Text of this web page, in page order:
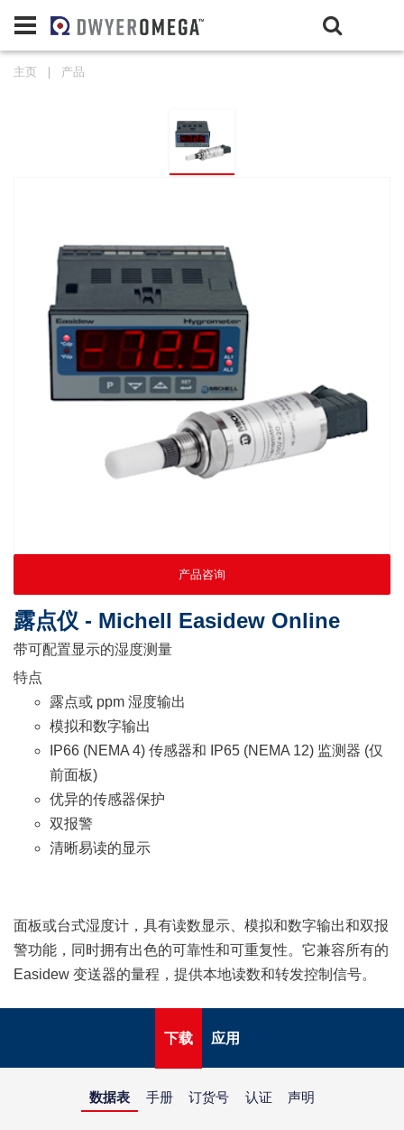
主页 产品
露点仪 - Michell Easidew Online
带可配置显示的湿度测量
特点
露点或 ppm 湿度输出
模拟和数字输出
IP66 (NEMA 4) 传感器和 IP65 (NEMA 12) 监测器 (仅
前面板)
优异的传感器保护
双报警
清晰易读的显示
面板或台式湿度计，具有读数显示、模拟和数字输出和双报
警功能，同时拥有出色的可靠性和可重复性。它兼容所有的
Easidew 变送器的量程，提供本地读数和转发控制信号。
下载 应用
数据表 手册 订货号 认证 声明